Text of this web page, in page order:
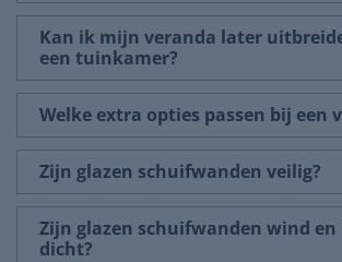
Kan ik mijn veranda later
een tuinkamer?
Welke extra opties passen bij een
Zijn glazen schuifwanden veilig?
Zijn glazen schuifwanden wind en
dicht?